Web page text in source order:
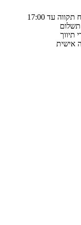
עד 17:00
תיווך
אישית